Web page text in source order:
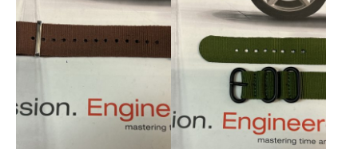
kr 499,00.kr 399,00.